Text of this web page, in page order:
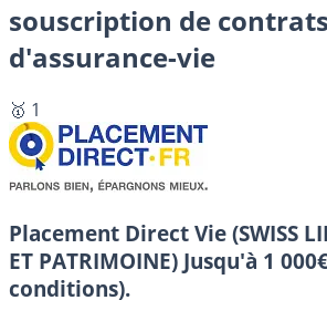
souscription de contrats
d'assurance-vie
🥇 1
Placement Direct Vie (SWISS
ET PATRIMOINE) Jusqu'à 1
conditions).